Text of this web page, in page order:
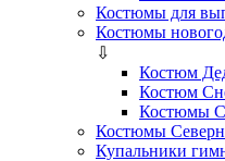
Костюмы для
Костюмы
⇩
Костюм
Костюм
Костюмы
Костюмы
Купальники